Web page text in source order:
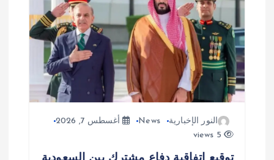
النور الإخبارية News
أغسطس 7, 2026
5 views